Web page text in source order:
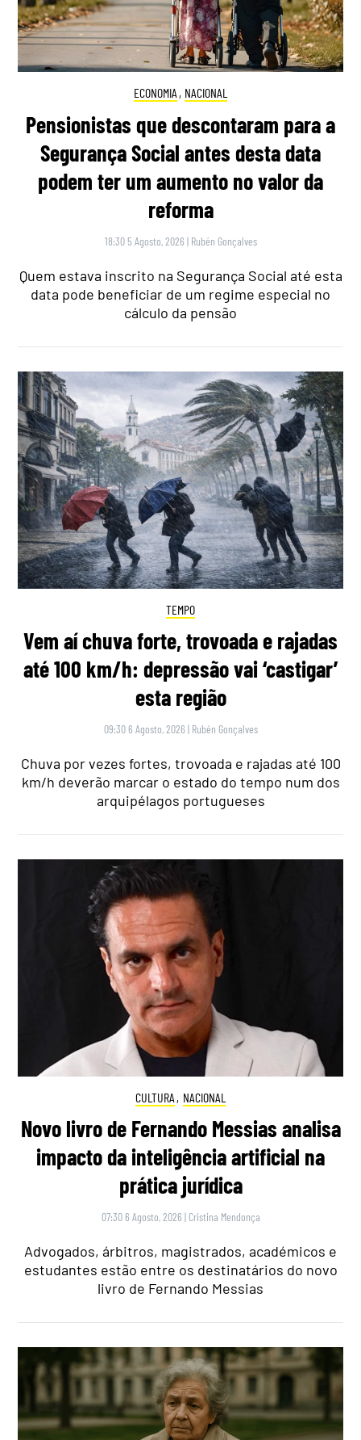
ECONOMIA , NACIONAL
Pensionistas que descontaram para a
Segurança Social antes desta data
podem ter um aumento no valor da
reforma
18:30 5 Agosto, 2026 | Rubén Gonçalves
Quem estava inscrito na Segurança Social até esta
data pode beneficiar de um regime especial no
cálculo da pensão
TEMPO
Vem aí chuva forte, trovoada e rajadas
até 100 km/h: depressão vai ‘castigar’
esta região
09:30 6 Agosto, 2026 | Rubén Gonçalves
Chuva por vezes fortes, trovoada e rajadas até 100
km/h deverão marcar o estado do tempo num dos
arquipélagos portugueses
CULTURA , NACIONAL
Novo livro de Fernando Messias analisa
impacto da inteligência artificial na
prática jurídica
07:30 6 Agosto, 2026 | Cristina Mendonça
Advogados, árbitros, magistrados, académicos e
estudantes estão entre os destinatários do novo
livro de Fernando Messias